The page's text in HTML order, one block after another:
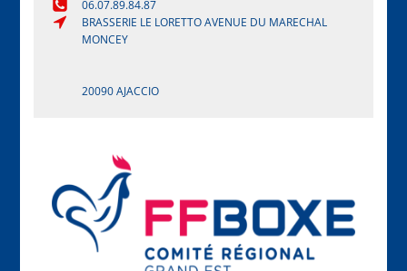
06.07.89.84.87
BRASSERIE LE LORETTO AVENUE DU MARECHAL
MONCEY
20090 AJACCIO